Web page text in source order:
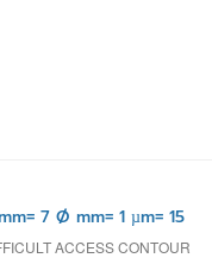
7 Ø mm= 1 µm= 15
ACCESS CONTOUR